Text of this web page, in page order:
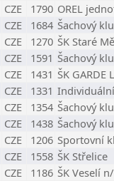
CZE 1790 OREL
CZE 1684 Šachový
CZE 1270 ŠK Staré
CZE 1591 Šachový
CZE 1431 ŠK GARDE
CZE 1331
CZE 1354 Šachový
CZE 1438 Šachový
CZE 1206 Sportovní
CZE 1558 ŠK Střelice
CZE 1186 ŠK Veselí